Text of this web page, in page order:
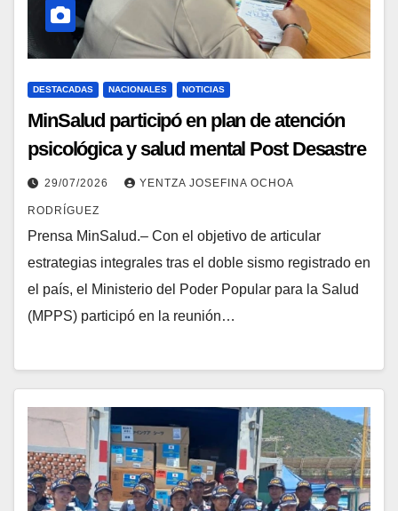
DESTACADAS NACIONALES NOTICIAS
MinSalud participó en plan de atención
psicológica y salud mental Post Desastre
29/07/2026 YENTZA JOSEFINA OCHOA
RODRÍGUEZ
Prensa MinSalud.– Con el objetivo de articular
estrategias integrales tras el doble sismo registrado en
el país, el Ministerio del Poder Popular para la Salud
(MPPS) participó en la reunión…